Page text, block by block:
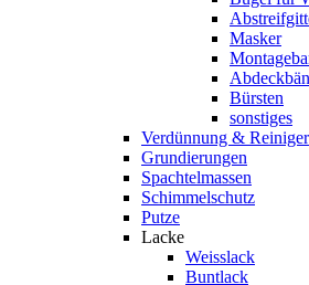
Masker
Bürsten
sonstiges
Verdünnung & Reiniger
Grundierungen
Spachtelmassen
Schimmelschutz
Putze
Lacke
Weisslack
Buntlack